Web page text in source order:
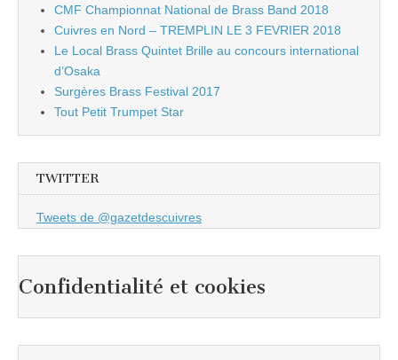
CMF Championnat National de Brass Band 2018
Cuivres en Nord – TREMPLIN LE 3 FEVRIER 2018
Le Local Brass Quintet Brille au concours international
d’Osaka
Surgères Brass Festival 2017
Tout Petit Trumpet Star
TWITTER
Tweets de @gazetdescuivres
Confidentialité et cookies